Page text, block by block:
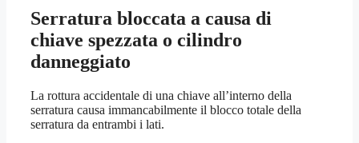
Serratura bloccata a causa di
chiave spezzata o cilindro
danneggiato
La rottura accidentale di una chiave all’interno della
serratura causa immancabilmente il blocco totale della
serratura da entrambi i lati.